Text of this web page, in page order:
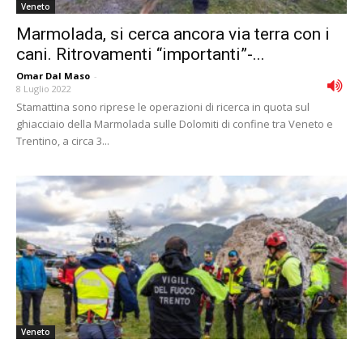
Veneto
Marmolada, si cerca ancora via terra con i
cani. Ritrovamenti “importanti”-...
Omar Dal Maso -
8 Luglio 2022
Stamattina sono riprese le operazioni di ricerca in quota sul
ghiacciaio della Marmolada sulle Dolomiti di confine tra Veneto e
Trentino, a circa 3...
Veneto